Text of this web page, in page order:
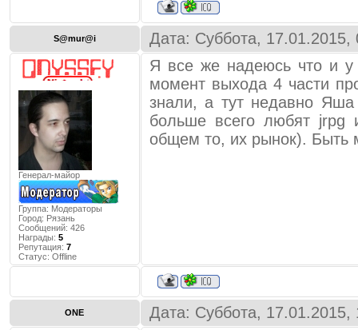
S@mur@i Дата: Суббота,
Генерал-майор
Группа: Модераторы
Город: Рязань
Сообщений: 426
Награды: 5
Репутация: 7
Статус: Offline
Я все же надеюсь что и
момент выхода 4 части
знали, а тут недавно
больше всего любят jrpg
общем то, их рынок). Быть
ONE Дата: Суббота,